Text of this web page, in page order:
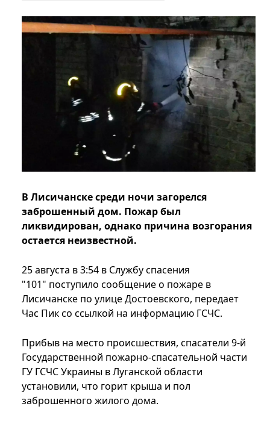
В Лисичанске среди ночи загорелся
заброшенный дом. Пожар был
ликвидирован, однако причина возгорания
остается неизвестной.
25 августа в 3:54 в Службу спасения
"101" поступило сообщение о пожаре в
Лисичанске по улице Достоевского, передает
Час Пик со ссылкой на информацию ГСЧС.
Прибыв на место происшествия, спасатели 9-й
Государственной пожарно-спасательной части
ГУ ГСЧС Украины в Луганской области
установили, что горит крыша и пол
заброшенного жилого дома.